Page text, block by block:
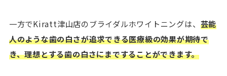
一方でKiratt津山店のブライダルホワイトニングは、 芸能
人のような歯の白さが追求できる医療級の効果が期待で
き、理想とする歯の白さにまですることができます。